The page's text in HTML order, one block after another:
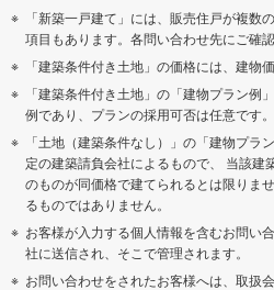
「新築一戸建て」には、販売住戸が複数
項目もあります。各問い合わせ先にご確認
「建築条件付き土地」の価格には、建物
「建築条件付き土地」の「建物プラン例
例であり、プランの採用可否は任意です。
「土地（建築条件なし）」の「建物プラ
定の建築請負会社によるもので、 当該建
のものが同価格で建てられるとは限りま
るものではありません。
お客様が入力する個人情報を含むお問い
社に送信され、そこで管理されます。
お問い合わせをされたお客様へは、取扱